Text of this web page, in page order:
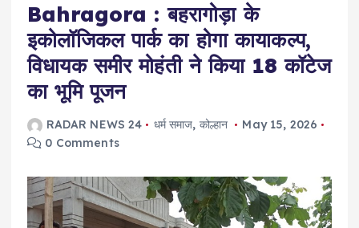
Bahragora : बहरागोड़ा के
इकोलॉजिकल पार्क का होगा कायाकल्प,
विधायक समीर मोहंती ने किया 18 कॉटेज
का भूमि पूजन
RADAR NEWS 24 धर्म समाज, कोल्हान
May 15, 2026
0 Comments